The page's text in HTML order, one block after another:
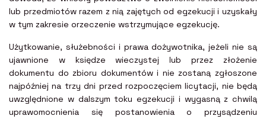
lub przedmiotów razem z nią zajętych od egzekucji i uzyskały
w tym zakresie orzeczenie wstrzymujące egzekucję.
Użytkowanie, służebności i prawa dożywotnika, jeżeli nie są
ujawnione w księdze wieczystej lub przez złożenie
dokumentu do zbioru dokumentów i nie zostaną zgłoszone
najpóźniej na trzy dni przed rozpoczęciem licytacji, nie będą
uwzględnione w dalszym toku egzekucji i wygasną z chwilą
uprawomocnienia się postanowienia o przysądzeniu